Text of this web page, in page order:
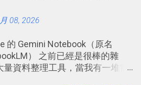
08, 2026
的 Gemini Notebook（原名
） 之前已經是很棒的雜
量資料整理工具，當我有一堆需